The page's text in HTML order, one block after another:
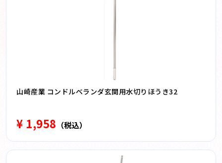
山崎産業 コンドルベランダ玄関用水切りほうき32
¥ 1,958 （税込）